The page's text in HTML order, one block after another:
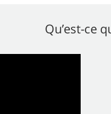
Qu’est-ce